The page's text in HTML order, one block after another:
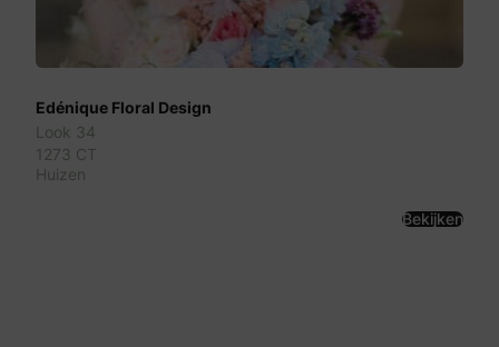
Edénique Floral Design
Look 34
1273 CT
Huizen
Bekijken